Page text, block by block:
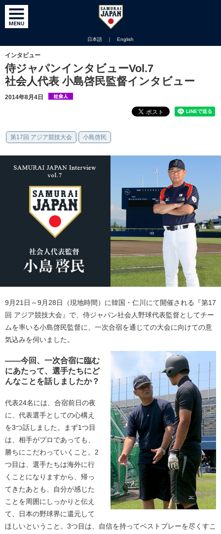
日本語 ｜ English
インタビュー
侍ジャパンインタビューVol.7
社会人代表 小島啓民監督インタビュー
2014年8月4日
第17回 アジア競技大会 小島啓民
9月21日～9月28日（現地時間）に韓国・仁川にて開催される『第17
回 アジア競技大会』で、侍ジャパン社会人野球代表監督としてチー
ムを率いる小島啓民監督に、一次合宿を通じての大会に向けての意
気込みを伺いました。
――今回、一次合宿に臨む
にあたって、選手たちにど
んなことを話しましたか？
代表24名には、合宿前日の夜
に、代表選手としての心構え
を3つ話しました。まず1つ目
は、相手がプロであっても、
勝ちにこだわっていくこと。2
つ目は、選手たちは海外に行
くことになりますから、帰っ
てきたあとも、自分が感じた
ことを周囲にしっかりと伝え
て、日本の野球界に還元して
ほしいということ。3つ目は、自信を持ってベストプレーを尽くすこ